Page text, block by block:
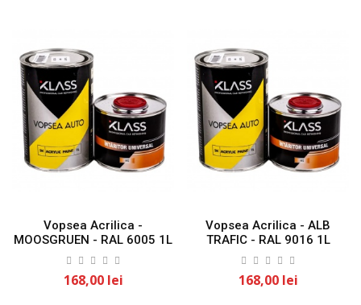
Vopsea Acrilica -
MOOSGRUEN - RAL 6005 1L
KLASS
168,00 lei
Vopsea Acrilica - ALB
TRAFIC - RAL 9016 1L
KLASS
168,00 lei